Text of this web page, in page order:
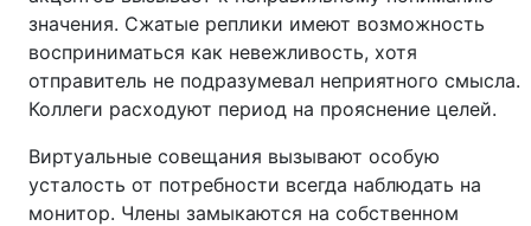
значения. Сжатые реплики имеют возможность
восприниматься как невежливость, хотя
отправитель не подразумевал неприятного смысла.
Коллеги расходуют период на прояснение целей.
Виртуальные совещания вызывают особую
усталость от потребности всегда наблюдать на
монитор. Члены замыкаются на собственном